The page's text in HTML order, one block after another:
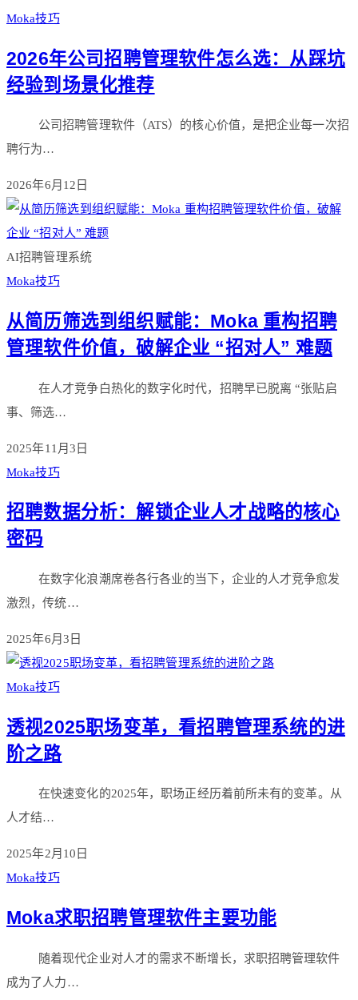
Moka技巧
2026年公司招聘管理软件怎么选：从踩坑
经验到场景化推荐
公司招聘管理软件（ATS）的核心价值，是把企业每一次招
聘行为…
2026年6月12日
AI招聘管理系统
Moka技巧
从简历筛选到组织赋能：Moka 重构招聘
管理软件价值，破解企业 “招对人” 难题
在人才竞争白热化的数字化时代，招聘早已脱离 “张贴启
事、筛选…
2025年11月3日
Moka技巧
招聘数据分析：解锁企业人才战略的核心
密码
在数字化浪潮席卷各行各业的当下，企业的人才竞争愈发
激烈，传统…
2025年6月3日
Moka技巧
透视2025职场变革，看招聘管理系统的进
阶之路
在快速变化的2025年，职场正经历着前所未有的变革。从
人才结…
2025年2月10日
Moka技巧
Moka求职招聘管理软件主要功能
随着现代企业对人才的需求不断增长，求职招聘管理软件
成为了人力…